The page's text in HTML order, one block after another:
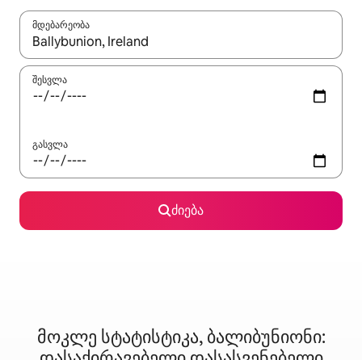
მდებარეობა
როცა შედეგები ხელმისაწვდომი გახდება, ნავიგაციისთვის
შესვლა
გასვლა
ძიება
მოკლე სტატისტიკა, ბალიბუნიონი: